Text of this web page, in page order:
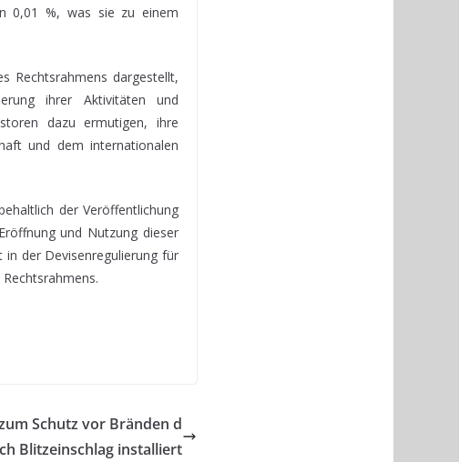
0,01 %, was sie zu einem
Rechtsrahmens dargestellt,
ihrer Aktivitäten und
dazu ermutigen, ihre
und dem internationalen
der Veröffentlichung
und Nutzung dieser
der Devisenregulierung für
Schutz vor Bränden d
Blitzeinschlag installiert